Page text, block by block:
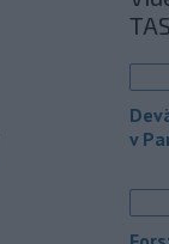
sú
v